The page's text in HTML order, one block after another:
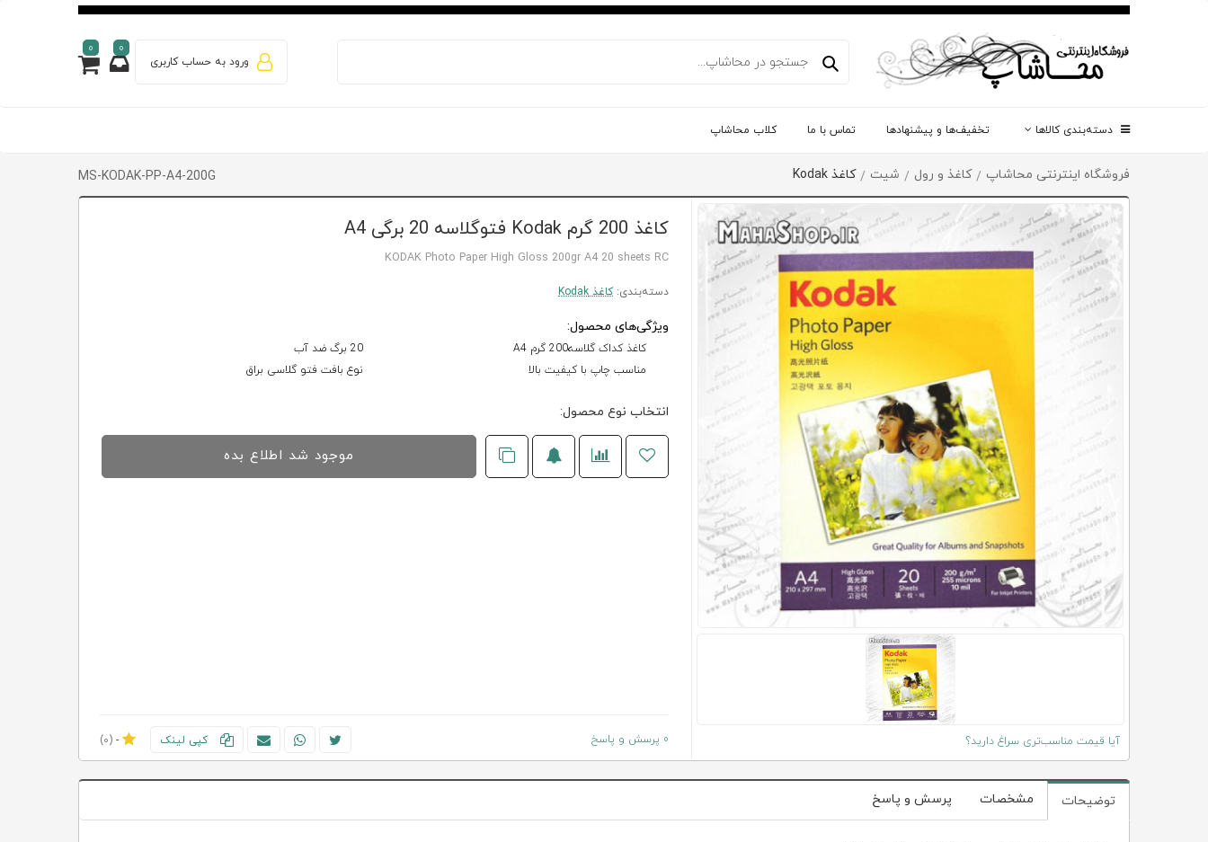
ورود به حساب کاربری
0
0
دسته‌بندی کالاها تخفیف‌ها و پیشنهادها تماس با ما کلاب محاشاپ
فروشگاه اینترنتی محاشاپ / کاغذ و رول / شیت / کاغذ Kodak MS-KODAK-PP-A4-200G
آیا قیمت مناسب‌تری سراغ دارید؟
کاغذ 200 گرم Kodak فتوگلاسه 20 برگی A4
KODAK Photo Paper High Gloss 200gr A4 20 sheets RC
دسته‌بندی:کاغذ Kodak
ویژگی‌های محصول:
کاغذ کداک گلاسه200 گرم A4
20 برگ ضد آب
مناسب چاپ با کیفیت بالا
نوع بافت فتو گلاسی براق
انتخاب نوع محصول:
موجود شد اطلاع بده
0 پرسش و پاسخ کپی لینک -
(0)
توضیحات مشخصات پرسش و پاسخ